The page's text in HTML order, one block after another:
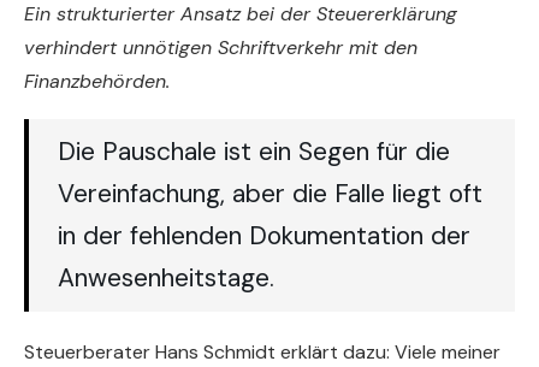
Ein strukturierter Ansatz bei der Steuererklärung
verhindert unnötigen Schriftverkehr mit den
Finanzbehörden.
Die Pauschale ist ein Segen für die
Vereinfachung, aber die Falle liegt oft
in der fehlenden Dokumentation der
Anwesenheitstage.
Steuerberater Hans Schmidt erklärt dazu: Viele meiner